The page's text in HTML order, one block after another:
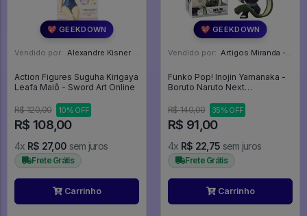
💖 GEEKDOWN
Vendido por: Alexandre Kisner - PR
Action Figures Suguha Kirigaya
Leafa Maiô - Sword Art Online
R$ 120,00 10% OFF
R$ 108,00
4x R$ 27,00 sem juros
Frete Grátis
Carrinho
💖 GEEKDOWN
Vendido por: Artigos Miranda - RJ
Funko Pop! Inojin Yamanaka -
Boruto Naruto Next
R$ 140,00
35% OFF
R$ 91,00
4x R$ 22,75 sem juros
Frete Grátis
Carrinho